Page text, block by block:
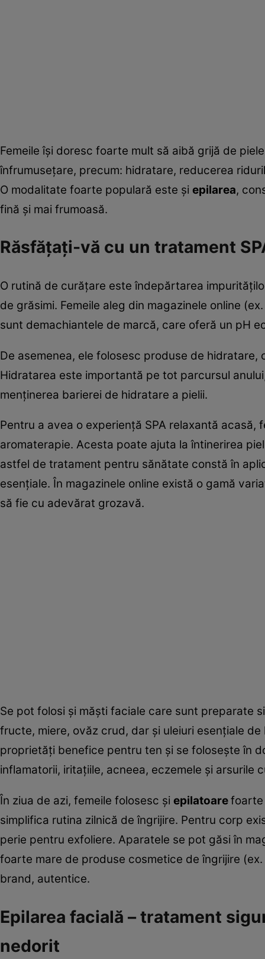
Femeile își doresc foarte mult să aibă grijă de
înfrumusețare, precum: hidratare, reducerea
O modalitate foarte populară este și epilarea,
fină și mai frumoasă.
Răsfățați-vă cu un tratament
O rutină de curățare este îndepărtarea
de grăsimi. Femeile aleg din magazinele online
sunt demachiantele de marcă, care oferă un pH
De asemenea, ele folosesc produse de
Hidratarea este importantă pe tot parcursul
menținerea barierei de hidratare a pielii.
Pentru a avea o experiență SPA relaxantă
aromaterapie. Acesta poate ajuta la întinerirea
astfel de tratament pentru sănătate constă în
esențiale. În magazinele online există o gamă
să fie cu adevărat grozavă.
Se pot folosi și măști faciale care sunt preparate
fructe, miere, ovăz crud, dar și uleiuri esențiale
proprietăți benefice pentru ten și se folosește în
inflamatorii, iritațiile, acneea, eczemele și arsurile
În ziua de azi, femeile folosesc și epilatoarefoarte
simplifica rutina zilnică de îngrijire. Pentru corp
perie pentru exfoliere. Aparatele se pot găsi în
foarte mare de produse cosmetice de îngrijire
brand, autentice.
Epilarea facială – tratament
nedorit